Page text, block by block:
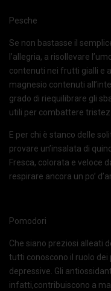
Pesche
Se non bastasse il
l’allegria, a risollevare
contenuti nei frutti gialli e
magnesio contenuti
grado di riequilibrare gli
utili per combattere
E per chi è stanco delle
provare un’insalata di
Fresca, colorata e veloce
respirare ancora un po’
Pomodori
Che siano preziosi alleati
tutti conoscono il ruolo
depressive. Gli
infatti,contribuiscono a